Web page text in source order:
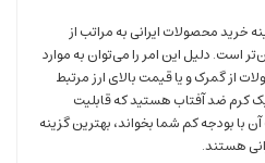
خرید محصولات ایرانی به مراتب از
است. دلیل این امر را می‌توان به موارد
از گمرک و یا قیمت بالای ارز مرتبط
کرم ضد آفتاب هستید که قابلیت
بودجه کم شما بخواند، بهترین گزینه
هستند.